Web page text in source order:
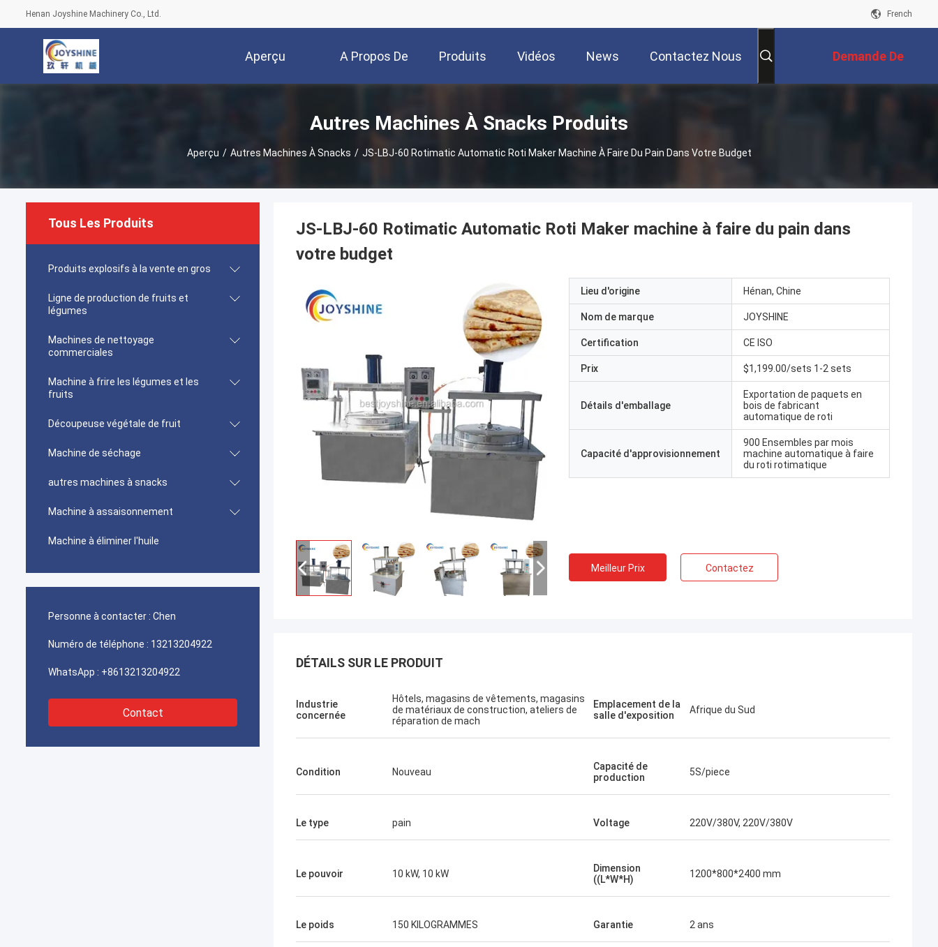
Henan Joyshine Machinery Co., Ltd. French
Aperçu A Propos De
Nous
Produits Vidéos News Contactez Nous Demande De
Soumission
Autres Machines À Snacks Produits
Aperçu / Autres Machines À Snacks / JS-LBJ-60 Rotimatic Automatic Roti Maker Machine À Faire Du Pain Dans Votre Budget
Tous Les Produits
Produits explosifs à la vente en gros
Ligne de production de fruits et
légumes
Machines de nettoyage
commerciales
Machine à frire les légumes et les
fruits
Découpeuse végétale de fruit
Machine de séchage
autres machines à snacks
Machine à assaisonnement
Machine à éliminer l'huile
Personne à contacter : Chen
Numéro de téléphone : 13213204922
WhatsApp : +8613213204922
Contact
JS-LBJ-60 Rotimatic Automatic Roti Maker machine à faire du pain dans
votre budget
Lieu d'origine Hénan, Chine
Nom de marque JOYSHINE
Certification CE ISO
Prix $1,199.00/sets 1-2 sets
Détails d'emballage
Exportation de paquets en
bois de fabricant
automatique de roti
Capacité d'approvisionnement
900 Ensembles par mois
machine automatique à faire
du roti rotimatique
Meilleur Prix Contactez
DÉTAILS SUR LE PRODUIT
Industrie
concernée
Hôtels, magasins de vêtements, magasins
de matériaux de construction, ateliers de
réparation de mach
Emplacement de la
salle d'exposition
Afrique du Sud
Condition Nouveau
Capacité de
production
5S/piece
Le type pain Voltage 220V/380V, 220V/380V
Le pouvoir 10 kW, 10 kW
Dimension
((L*W*H)
1200*800*2400 mm
Le poids 150 KILOGRAMMES Garantie 2 ans